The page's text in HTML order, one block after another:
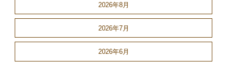
2026年8月
2026年7月
2026年6月